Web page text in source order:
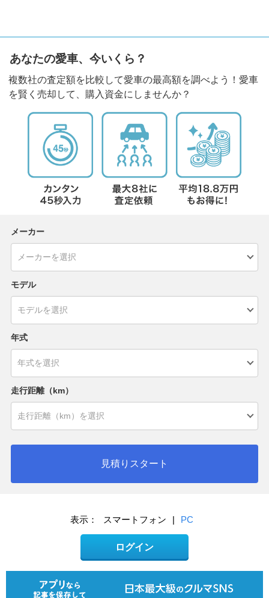
あなたの愛車、今いくら？
複数社の査定額を比較して愛車の最高額を調べよう！愛車
を賢く売却して、購入資金にしませんか？
メーカー
モデル
年式
走行距離（km）
見積りスタート
表示： スマートフォン | PC
ログイン